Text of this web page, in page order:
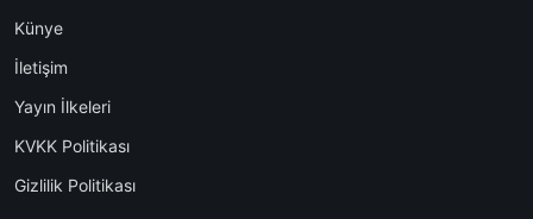
Künye
İletişim
Yayın İlkeleri
KVKK Politikası
Gizlilik Politikası